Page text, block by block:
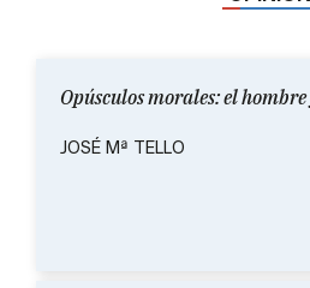
Opúsculos morales: el hombre
JOSÉ Mª TELLO